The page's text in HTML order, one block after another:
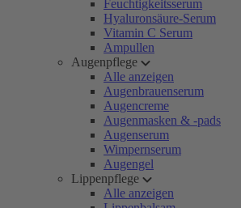
Feuchtigkeitsserum
Hyaluronsäure-Serum
Vitamin C Serum
Ampullen
Augenpflege
Alle anzeigen
Augenbrauenserum
Augencreme
Augenmasken & -pads
Augenserum
Wimpernserum
Augengel
Lippenpflege
Alle anzeigen